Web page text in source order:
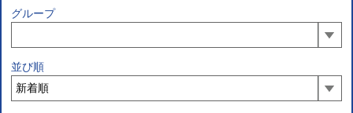
グループ
並び順